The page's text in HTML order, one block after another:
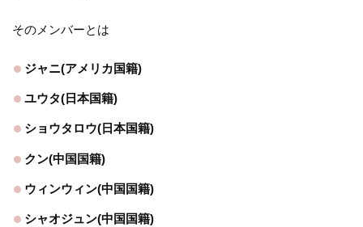
そのメンバーとは
ジャニ(アメリカ国籍)
ユウタ(日本国籍)
ショウタロウ(日本国籍)
クン(中国国籍)
ウィンウィン(中国国籍)
シャオジュン(中国国籍)